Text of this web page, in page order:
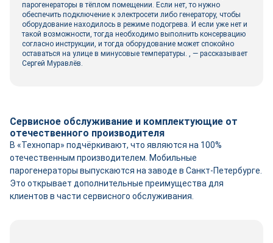
парогенераторы в тёплом помещении. Если нет, то нужно
обеспечить подключение к электросети либо генератору, чтобы
оборудование находилось в режиме подогрева. И если уже нет и
такой возможности, тогда необходимо выполнить консервацию
согласно инструкции, и тогда оборудование может спокойно
оставаться на улице в минусовые температуры. , ― рассказывает
Сергей Муравлёв.
Сервисное обслуживание и комплектующие от
отечественного производителя
В «Технопар» подчёркивают, что являются на 100%
отечественным производителем. Мобильные
парогенераторы выпускаются на заводе в Санкт-Петербурге.
Это открывает дополнительные преимущества для
клиентов в части сервисного обслуживания.